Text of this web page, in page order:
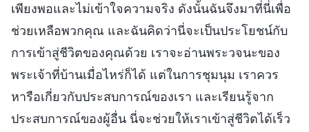
เพียงพอและไม่เข้าใจความจริง ดังนั้นฉันจึงมาที่นี่เพื่อ
ช่วยเหลือพวกคุณ และฉันคิดว่านี่จะเป็นประโยชน์กับ
การเข้าสู่ชีวิตของคุณด้วย เราจะอ่านพระวจนะของ
พระเจ้าที่บ้านเมื่อไหร่ก็ได้ แต่ในการชุมนุม เราควร
หารือเกี่ยวกับประสบการณ์ของเรา และเรียนรู้จาก
ประสบการณ์ของผู้อื่น นี่จะช่วยให้เราเข้าสู่ชีวิตได้เร็ว